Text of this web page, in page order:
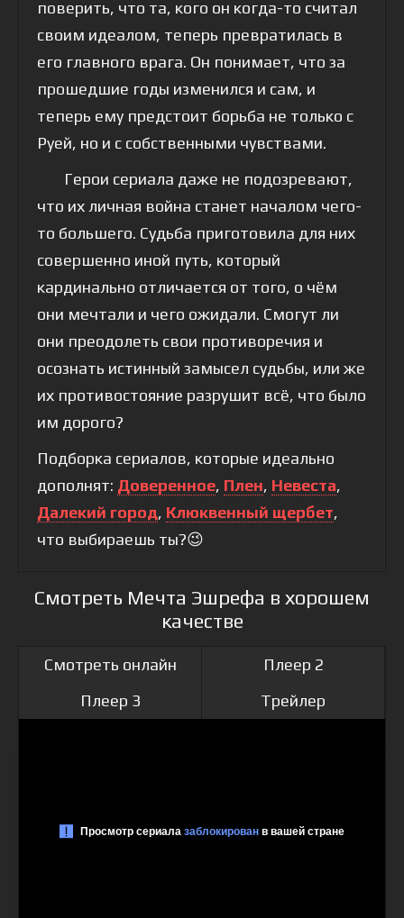
поверить, что та, кого он когда-то считал
своим идеалом, теперь превратилась в
его главного врага. Он понимает, что за
прошедшие годы изменился и сам, и
теперь ему предстоит борьба не только с
Руей, но и с собственными чувствами.
Герои сериала даже не подозревают,
что их личная война станет началом чего-
то большего. Судьба приготовила для них
совершенно иной путь, который
кардинально отличается от того, о чём
они мечтали и чего ожидали. Смогут ли
они преодолеть свои противоречия и
осознать истинный замысел судьбы, или же
их противостояние разрушит всё, что было
им дорого?
Подборка сериалов, которые идеально
дополнят: Доверенное, Плен, Невеста,
Далекий город, Клюквенный щербет,
что выбираешь ты?😉
Смотреть Мечта Эшрефа в хорошем
качестве
Смотреть онлайн
Плеер 2
Плеер 3
Трейлер